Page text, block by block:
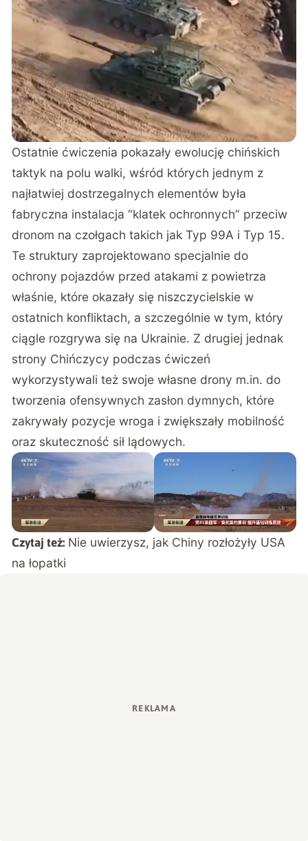
Ostatnie ćwiczenia pokazały ewolucję chińskich
taktyk na polu walki, wśród których jednym z
najłatwiej dostrzegalnych elementów była
fabryczna instalacja “klatek ochronnych” przeciw
dronom na czołgach takich jak Typ 99A i Typ 15.
Te struktury zaprojektowano specjalnie do
ochrony pojazdów przed atakami z powietrza
właśnie, które okazały się niszczycielskie w
ostatnich konfliktach, a szczególnie w tym, który
ciągle rozgrywa się na Ukrainie. Z drugiej jednak
strony Chińczycy podczas ćwiczeń
wykorzystywali też swoje własne drony m.in. do
tworzenia ofensywnych zasłon dymnych, które
zakrywały pozycje wroga i zwiększały mobilność
oraz skuteczność sił lądowych.
Czytaj też: Nie uwierzysz, jak Chiny rozłożyły USA
na łopatki